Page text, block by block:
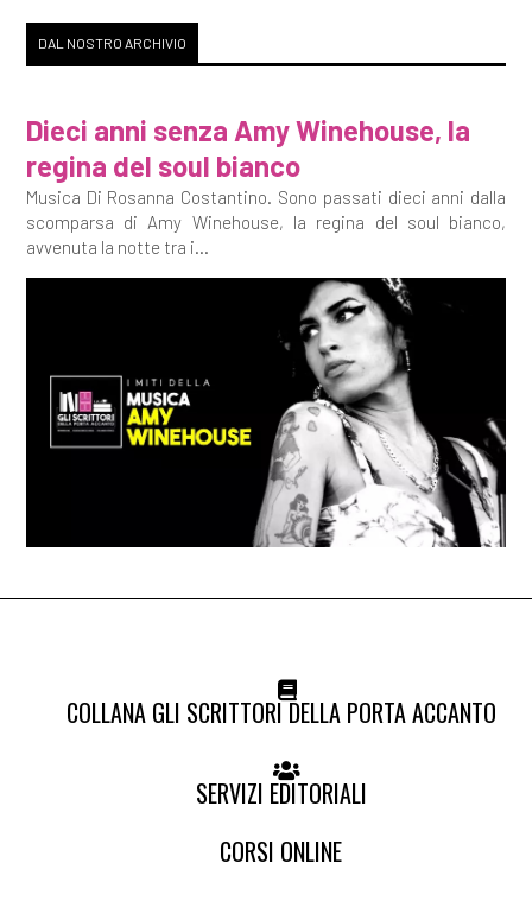
DAL NOSTRO ARCHIVIO
Dieci anni senza Amy Winehouse, la
regina del soul bianco
Musica Di Rosanna Costantino. Sono passati dieci anni dalla
scomparsa di Amy Winehouse, la regina del soul bianco,
avvenuta la notte tra i...
COLLANA GLI SCRITTORI DELLA PORTA ACCANTO
SERVIZI EDITORIALI
CORSI ONLINE